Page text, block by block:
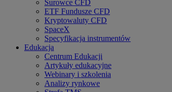
Surowce CFD
ETF Fundusze CFD
Kryptowaluty CFD
SpaceX
Specyfikacja instrumentów
Edukacja
Centrum Edukacji
Artykuły edukacyjne
Webinary i szkolenia
Analizy rynkowe